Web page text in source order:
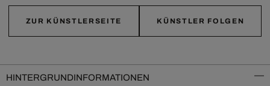
ZUR KÜNSTLERSEITE KÜNSTLER FOLGEN
HINTERGRUNDINFORMATIONEN